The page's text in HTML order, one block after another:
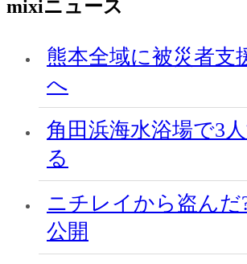
mixiニュース
熊本全域に被災者支
へ
角田浜海水浴場で3
る
ニチレイから盗んだ
公開